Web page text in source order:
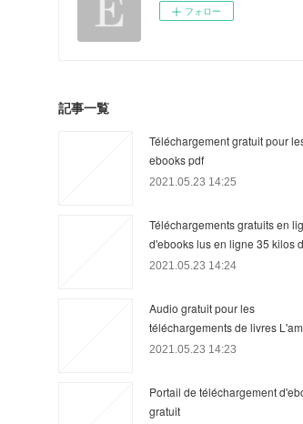
フォロー
記事一覧
Téléchargement gratuit pour
ebooks pdf
2021.05.23 14:25
Téléchargements gratuits en
d'ebooks lus en ligne 35 kilos
2021.05.23 14:24
Audio gratuit pour les
téléchargements de livres
2021.05.23 14:23
Portail de téléchargement
gratuit